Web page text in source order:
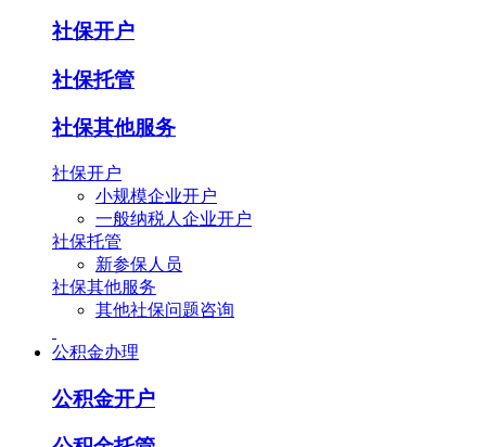
社保开户
社保托管
社保其他服务
社保开户
小规模企业开户
一般纳税人企业开户
社保托管
新参保人员
社保其他服务
其他社保问题咨询
公积金办理
公积金开户